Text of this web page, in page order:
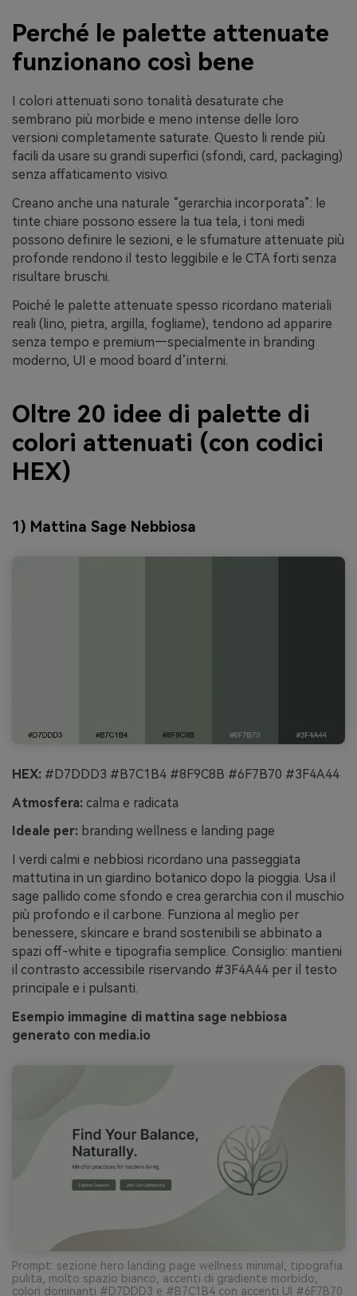
Perché le palette attenuate
funzionano così bene
I colori attenuati sono tonalità desaturate che
sembrano più morbide e meno intense delle loro
versioni completamente saturate. Questo li rende più
facili da usare su grandi superfici (sfondi, card, packaging)
senza affaticamento visivo.
Creano anche una naturale “gerarchia incorporata”: le
tinte chiare possono essere la tua tela, i toni medi
possono definire le sezioni, e le sfumature attenuate più
profonde rendono il testo leggibile e le CTA forti senza
risultare bruschi.
Poiché le palette attenuate spesso ricordano materiali
reali (lino, pietra, argilla, fogliame), tendono ad apparire
senza tempo e premium—specialmente in branding
moderno, UI e mood board d’interni.
Oltre 20 idee di palette di
colori attenuati (con codici
HEX)
1) Mattina Sage Nebbiosa
HEX: #D7DDD3 #B7C1B4 #8F9C8B #6F7B70 #3F4A44
Atmosfera: calma e radicata
Ideale per: branding wellness e landing page
I verdi calmi e nebbiosi ricordano una passeggiata
mattutina in un giardino botanico dopo la pioggia. Usa il
sage pallido come sfondo e crea gerarchia con il muschio
più profondo e il carbone. Funziona al meglio per
benessere, skincare e brand sostenibili se abbinato a
spazi off-white e tipografia semplice. Consiglio: mantieni
il contrasto accessibile riservando #3F4A44 per il testo
principale e i pulsanti.
Esempio immagine di mattina sage nebbiosa
generato con media.io
Prompt: sezione hero landing page wellness minimal, tipografia
pulita, molto spazio bianco, accenti di gradiente morbido,
colori dominanti #D7DDD3 e #B7C1B4 con accenti UI #6F7B70